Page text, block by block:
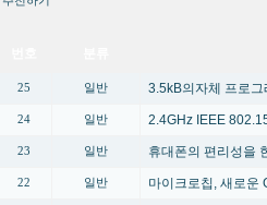
25 일반 3.5kB의자체 프로
24 일반 2.4GHz IEEE
23 일반 휴대폰의 편리성을
22 일반 마이크로칩, 새로운